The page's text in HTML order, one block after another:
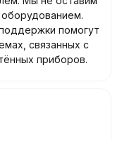
помогут
связанных с
приборов.